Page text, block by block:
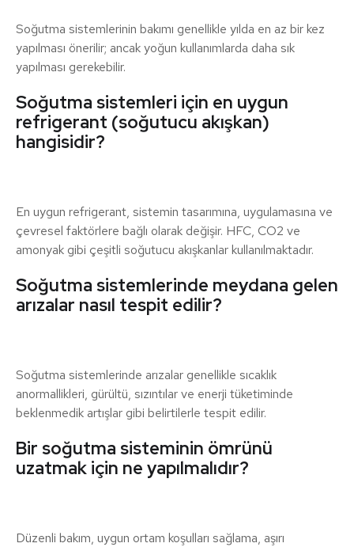
Soğutma sistemlerinin bakımı genellikle yılda en az bir kez
yapılması önerilir; ancak yoğun kullanımlarda daha sık
yapılması gerekebilir.
Soğutma sistemleri için en uygun
refrigerant (soğutucu akışkan)
hangisidir?
En uygun refrigerant, sistemin tasarımına, uygulamasına ve
çevresel faktörlere bağlı olarak değişir. HFC, CO2 ve
amonyak gibi çeşitli soğutucu akışkanlar kullanılmaktadır.
Soğutma sistemlerinde meydana gelen
arızalar nasıl tespit edilir?
Soğutma sistemlerinde arızalar genellikle sıcaklık
anormallikleri, gürültü, sızıntılar ve enerji tüketiminde
beklenmedik artışlar gibi belirtilerle tespit edilir.
Bir soğutma sisteminin ömrünü
uzatmak için ne yapılmalıdır?
Düzenli bakım, uygun ortam koşulları sağlama, aşırı